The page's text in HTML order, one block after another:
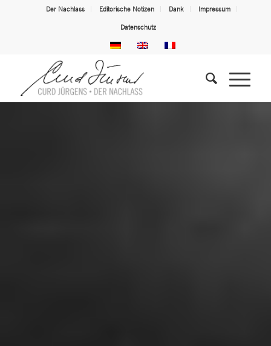
Der Nachlass Editorische Notizen Dank Impressum
Datenschutz